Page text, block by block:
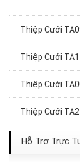
Thiệp Cưới
Hỗ Trợ Trực